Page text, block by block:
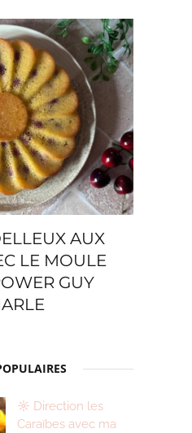
AUX
LE MOULE
GUY
☼ Direction les
Caraïbes avec ma